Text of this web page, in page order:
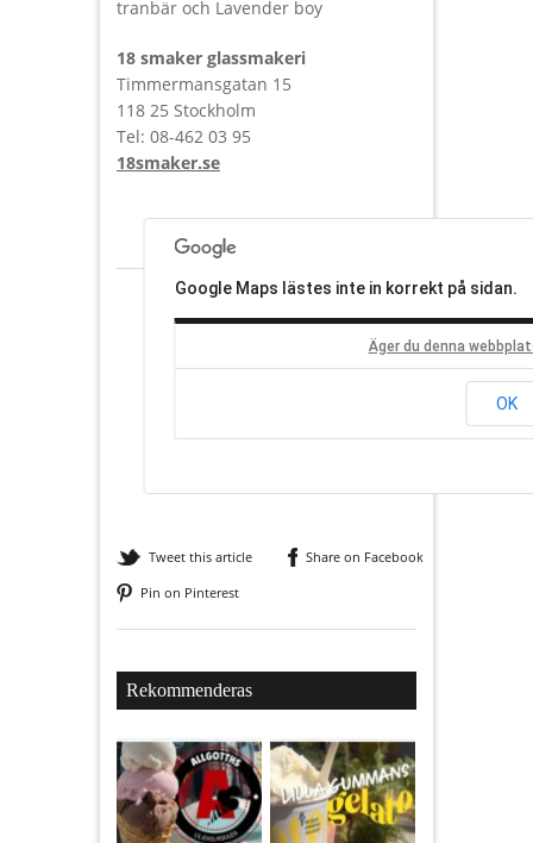
tranbär och Lavender boy
18 smaker glassmakeri
Timmermansgatan 15
118 25 Stockholm
Tel: 08-462 03 95
18smaker.se
Google Maps lästes inte in korrekt på sidan.
Äger du denna
OK
Tweet this article
Share on Facebook
Pin on Pinterest
Rekommenderas